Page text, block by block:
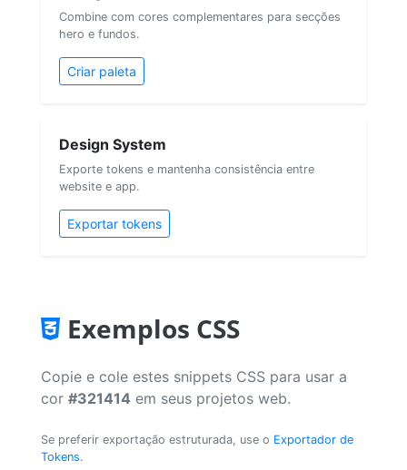
Combine com cores complementares para secções
hero e fundos.
Criar paleta
Design System
Exporte tokens e mantenha consistência entre
website e app.
Exportar tokens
Exemplos CSS
Copie e cole estes snippets CSS para usar a
cor #321414 em seus projetos web.
Se preferir exportação estruturada, use o Exportador de
Tokens.